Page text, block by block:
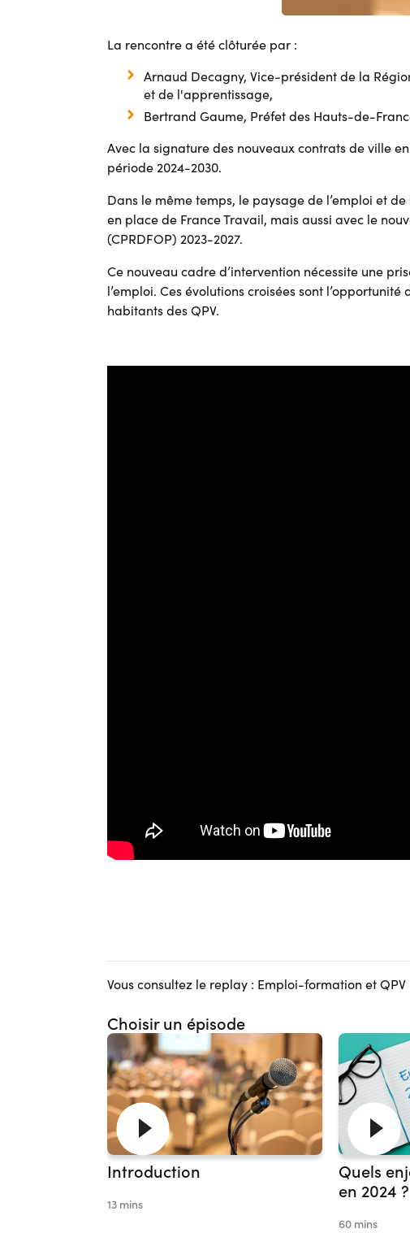
La rencontre a été clôturée par :
Arnaud Decagny, Vice-président de la
et de l'apprentissage,
Bertrand Gaume, Préfet des Hauts-de-
Avec la signature des nouveaux contrats de ville
période 2024-2030.
Dans le même temps, le paysage de l’emploi et
en place de France Travail, mais aussi avec le
(CPRDFOP) 2023-2027.
Ce nouveau cadre d’intervention nécessite une
l’emploi. Ces évolutions croisées sont
habitants des QPV.
Vous consultez le replay : Emploi-formation et QPV
Choisir un épisode
Introduction
13 mins
Quels
en 2024 ?
60 mins